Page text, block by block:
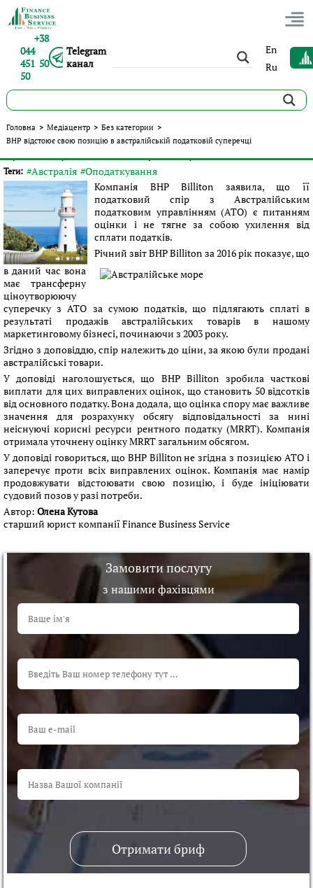
+38
044
451 50
50
Telegram
канал
En
Ru
Головна > Медіацентр > Без категории >
BHP відстоює свою позицію в австралійській податковій суперечці
BHP відстоює свою позицію в австралійській податковій
суперечці
Опубліковано: Сергій Панов | 23.09.2016 | Без категории
Теги: #Австралія #Оподаткування
Компанія BHP Billiton заявила, що її
податковий спір з Австралійським
податковим управлінням (ATO) є питанням
оцінки і не тягне за собою ухилення від
сплати податків.
Річний звіт BHP Billiton за 2016 рік показує, що
в даний час вона
має трансферну
ціноутворюючу
суперечку з АТО за сумою податків, що підлягають сплаті в
результаті продажів австралійських товарів в нашому
маркетинговому бізнесі, починаючи з 2003 року.
Згідно з доповіддю, спір належить до ціни, за якою були продані
австралійські товари.
У доповіді наголошується, що BHP Billiton зробила часткові
виплати для цих виправлених оцінок, що становить 50 відсотків
від основного податку. Вона додала, що оцінка спору має важливе
значення для розрахунку обсягу відповідальності за нині
неіснуючі корисні ресурси рентного податку (MRRT). Компанія
отримала уточнену оцінку MRRT загальним обсягом.
У доповіді говориться, що BHP Billiton не згідна з позицією ATO і
заперечує проти всіх виправлених оцінок. Компанія має намір
продовжувати відстоювати свою позицію, і буде ініціювати
судовий позов у ​​разі потреби.
Автор: Олена Кутова
старший юрист компанії Finance Business Service
Замовити послугу
з нашими фахівцями
Отримати бриф